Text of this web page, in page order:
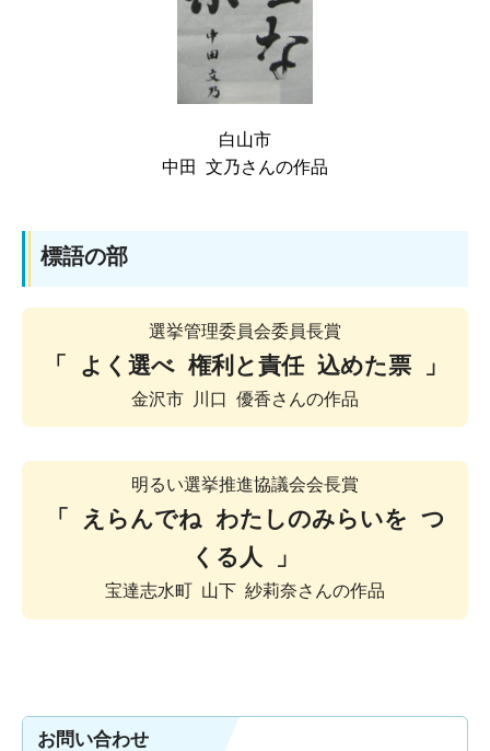
白山市
中田 文乃さんの作品
標語の部
選挙管理委員会委員長賞
「 よく選べ 権利と責任 込めた票 」
金沢市 川口 優香さんの作品
明るい選挙推進協議会会長賞
「 えらんでね わたしのみらいを つ
くる人 」
宝達志水町 山下 紗莉奈さんの作品
お問い合わせ